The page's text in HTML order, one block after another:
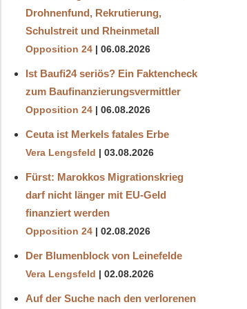
Drohnenfund, Rekrutierung,
Schulstreit und Rheinmetall
Opposition 24 06.08.2026
Ist Baufi24 seriös? Ein Faktencheck
zum Baufinanzierungsvermittler
Opposition 24 06.08.2026
Ceuta ist Merkels fatales Erbe
Vera Lengsfeld 03.08.2026
Fürst: Marokkos Migrationskrieg
darf nicht länger mit EU-Geld
finanziert werden
Opposition 24 02.08.2026
Der Blumenblock von Leinefelde
Vera Lengsfeld 02.08.2026
Auf der Suche nach den verlorenen